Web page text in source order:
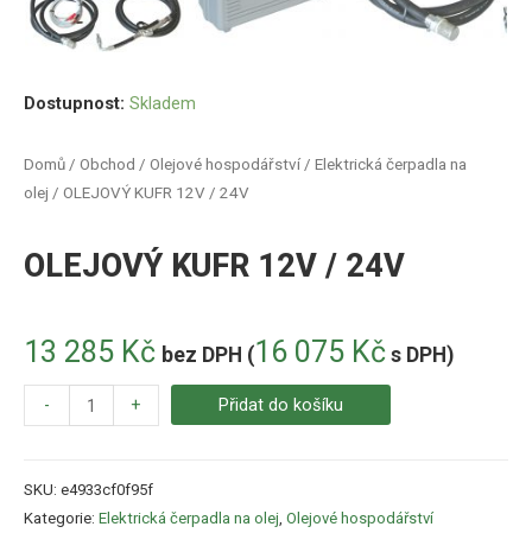
Domů / Obchod / Olejové hospodářství / Elektrická čerpadla na
olej / OLEJOVÝ KUFR 12V / 24V
OLEJOVÝ KUFR 12V / 24V
13 285 Kč bez DPH (16 075 Kč s DPH)
Dostupnost: Skladem
- + Přidat do košíku
SKU: e4933cf0f95f
Kategorie: Elektrická čerpadla na olej Olejové hospodářství